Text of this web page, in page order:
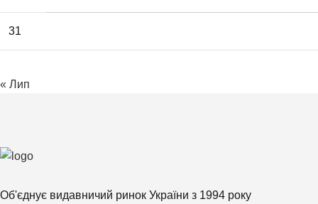
31
« Лип
Об'єднує видавничий ринок України з 1994 року